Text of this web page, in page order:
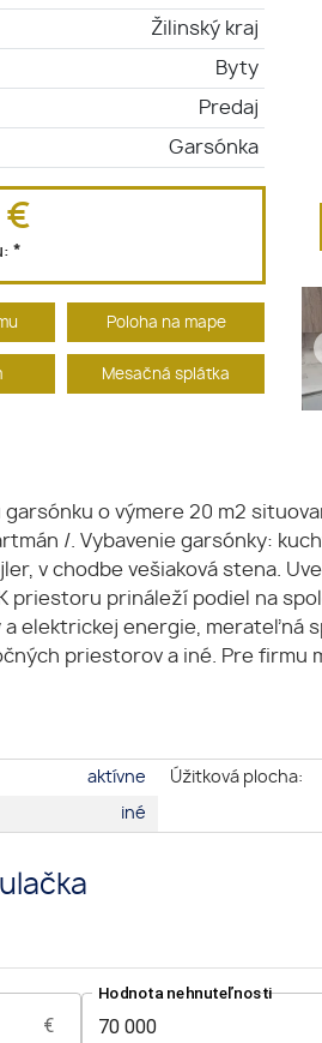
Žilinský kraj
Byty
Predaj
Garsónka
€
*
Poloha na mape
Mesačná splátka
o výmere 20 m2
/. Vybavenie garsónky:
v chodbe vešiaková stena.
priestoru prináleží podiel na
elektrickej energie, merateľná
priestorov a iné. Pre firmu
aktívne
iné
Úžitková plocha: